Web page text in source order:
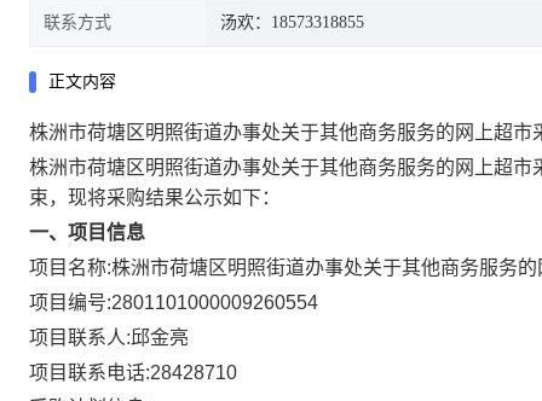
联系方式 汤欢：18573318855
正文内容
株洲市荷塘区明照街道办事处关于其他商务服务的网上超市
株洲市荷塘区明照街道办事处关于其他商务服务的网上超市
束，现将采购结果公示如下：
一、项目信息
项目名称:株洲市荷塘区明照街道办事处关于其他商务服务
项目编号:2801101000009260554
项目联系人: 邱金亮
项目联系电话:28428710